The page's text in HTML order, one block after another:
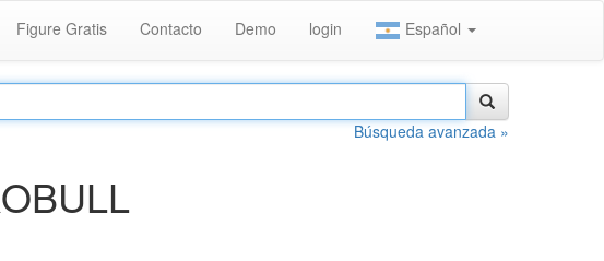
Figure Gratis Contacto Demo login Español
Búsqueda avanzada »